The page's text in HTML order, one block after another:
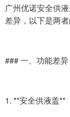
广州优诺安全供
差异，以下是两
### 一、功能差异
1. **安全供液盖**